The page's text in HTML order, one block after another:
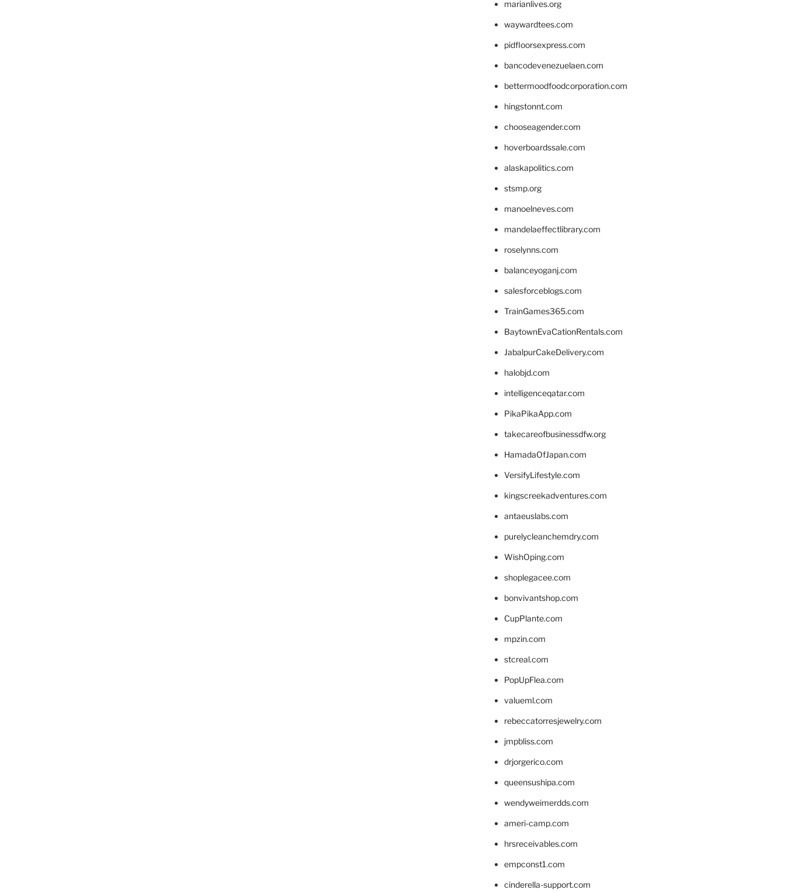
marianlives.org
waywardtees.com
pidfloorsexpress.com
bancodevenezuelaen.com
bettermoodfoodcorporation.com
hingstonnt.com
chooseagender.com
hoverboardssale.com
alaskapolitics.com
stsmp.org
manoelneves.com
mandelaeffectlibrary.com
roselynns.com
balanceyoganj.com
salesforceblogs.com
TrainGames365.com
BaytownEvaCationRentals.com
JabalpurCakeDelivery.com
halobjd.com
intelligenceqatar.com
PikaPikaApp.com
takecareofbusinessdfw.org
HamadaOfJapan.com
VersifyLifestyle.com
kingscreekadventures.com
antaeuslabs.com
purelycleanchemdry.com
WishOping.com
shoplegacee.com
bonvivantshop.com
CupPlante.com
mpzin.com
stcreal.com
PopUpFlea.com
valueml.com
rebeccatorresjewelry.com
jmpbliss.com
drjorgerico.com
queensushipa.com
wendyweimerdds.com
ameri-camp.com
hrsreceivables.com
empconst1.com
cinderella-support.com